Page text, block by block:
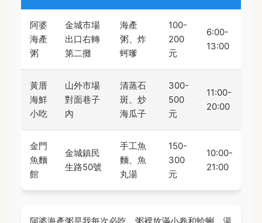
阿婆
海產
粥
金城市場
出口右轉
第二攤
海產
粥、炸
蚵嗲
100-
200
元
6:00-
13:00
黃厝
海鮮
小吃
山外市場
對面巷子
內
清蒸石
斑、炒
海瓜子
300-
500
元
11:00-
20:00
金門
魚麵
館
金城鎮民
生路50號
手工魚
麵、魚
丸湯
150-
300
元
10:00-
21:00